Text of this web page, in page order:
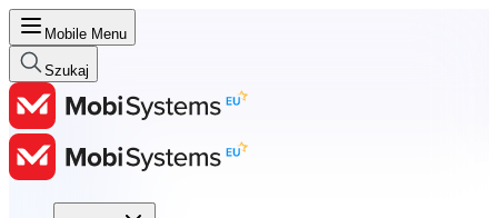
Mobile Menu
Szukaj